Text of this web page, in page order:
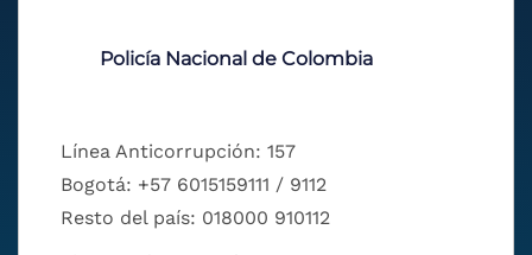
Policía Nacional de Colombia
Línea Anticorrupción: 157
Bogotá: +57 6015159111 / 9112
Resto del país: 018000 910112